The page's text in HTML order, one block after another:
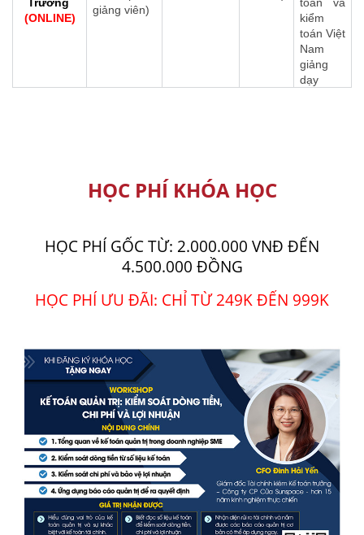
(ONLINE)
giảng viên)
kiểm
toán Việt
Nam
giảng
dạy
HỌC PHÍ KHÓA HỌC
HỌC PHÍ GỐC TỪ: 2.000.000 VNĐ ĐẾN
4.500.000 ĐỒNG
HỌC PHÍ ƯU ĐÃI: CHỈ TỪ 249K ĐẾN 999K